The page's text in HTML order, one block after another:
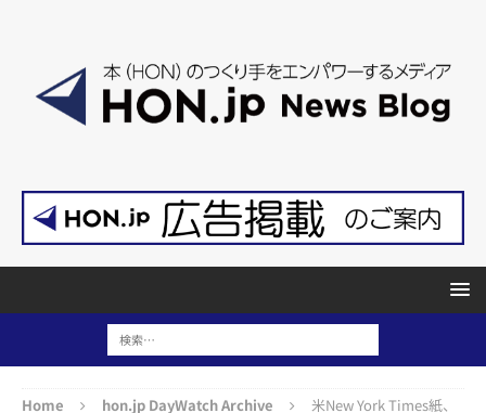
Home hon.jp DayWatch Archive
米New York Times紙、